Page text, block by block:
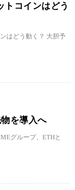
トコインはどう
はどう動く？ 大胆予
を導入へ
グループ、ETHと